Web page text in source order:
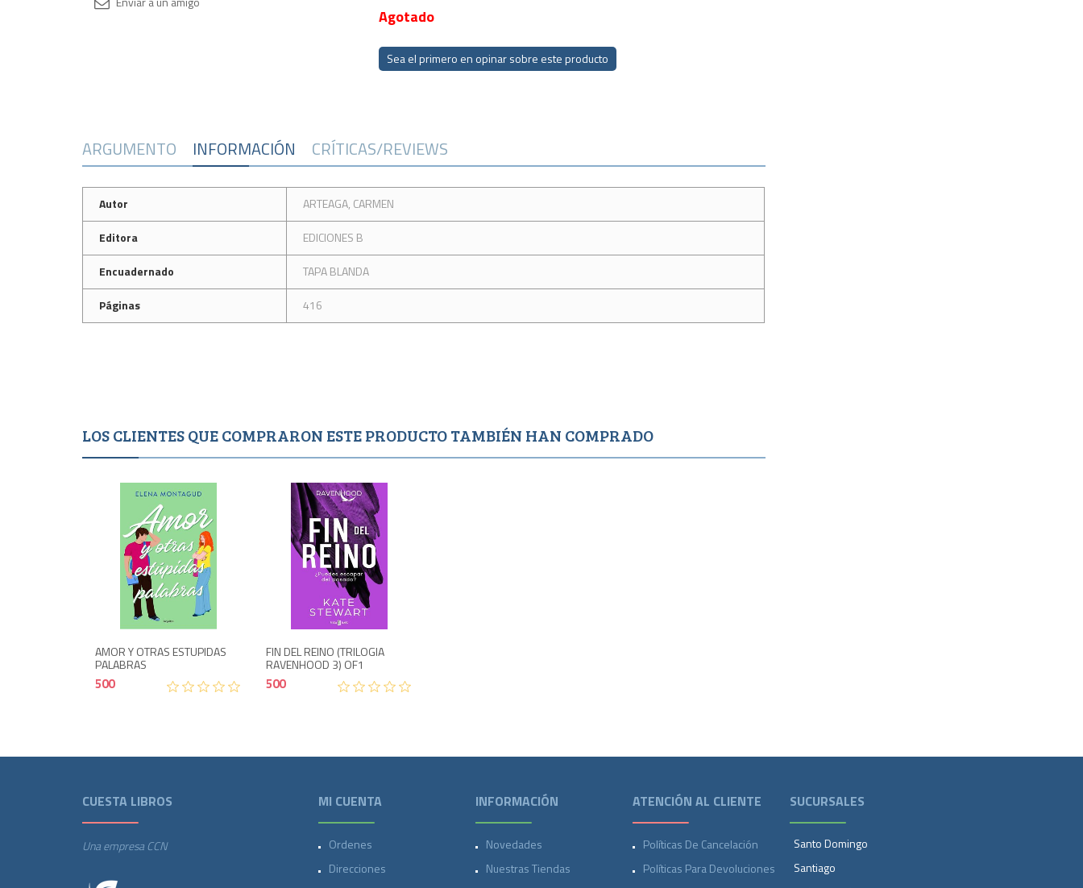
Agotado
Sea el primero en opinar sobre este producto
ARGUMENTO INFORMACIÓN CRÍTICAS/REVIEWS
Autor
ARTEAGA, CARMEN
Editora
EDICIONES B
Encuadernado
TAPA BLANDA
Páginas
416
LOS CLIENTES QUE COMPRARON ESTE PRODUCTO TAMBIÉN HAN COMPRADO
AMOR Y OTRAS ESTUPIDAS
PALABRAS
500
Agotado
FIN DEL REINO (TRILOGIA
RAVENHOOD 3) OF1
500
Agotado
CUESTA LIBROS
Una empresa CCN
MI CUENTA
Ordenes
Direcciones
INFORMACIÓN
Novedades
Nuestras Tiendas
ATENCIÓN AL CLIENTE
Políticas De Cancelación
Políticas Para Devoluciones
SUCURSALES
Santo Domingo
Santiago